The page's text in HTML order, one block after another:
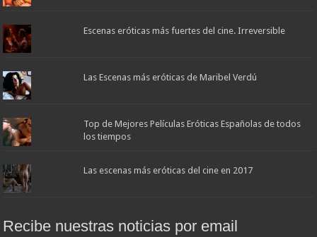
Escenas eróticas más fuertes del cine. Irreversible
Las Escenas más eróticas de Maribel Verdú
Top de Mejores Películas Eróticas Españolas de todos
los tiempos
Las escenas más eróticas del cine en 2017
Recibe nuestras noticias por email